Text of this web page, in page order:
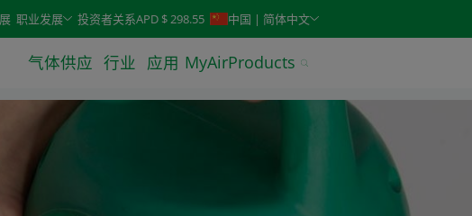
space keys. Typeahead search is also available.
职业发展 投资者关系APD $ 298.55 中国 | 简体中文
气体供应 行业 应用 MyAirProducts